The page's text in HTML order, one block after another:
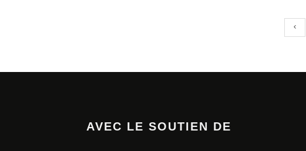
AVEC LE SOUTIEN DE